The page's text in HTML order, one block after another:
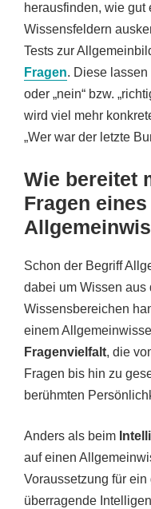
herausfinden, wie gut
Wissensfeldern
Tests zur
Fragen. Diese lassen
oder „nein“ bzw.
wird viel mehr
„Wer war der letzte
Wie bereitet
Fragen eines
Schon der Begriff
dabei um Wissen aus
Wissensbereichen
einem
Fragenvielfalt, die
Fragen bis hin zu
berühmten
Anders als beim
auf einen
Voraussetzung für
überragende